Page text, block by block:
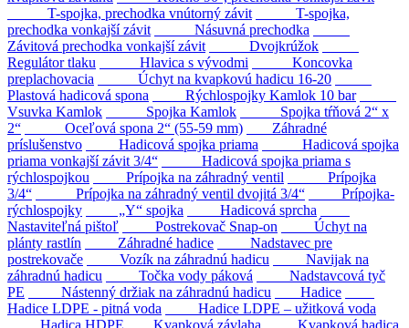
T-spojka, prechodka vnútorný závit
T-spojka,
prechodka vonkajší závit
Násuvná prechodka
Závitová prechodka vonkajší závit
Dvojkrúžok
Regulátor tlaku
Hlavica s vývodmi
Koncovka
preplachovacia
Úchyt na kvapkovú hadicu 16-20
Plastová hadicová spona
Rýchlospojky Kamlok 10 bar
Vsuvka Kamlok
Spojka Kamlok
Spojka tŕňová 2“ x
2“
Oceľová spona 2“ (55-59 mm)
Záhradné
príslušenstvo
Hadicová spojka priama
Hadicová spojka
priama vonkajší závit 3/4“
Hadicová spojka priama s
rýchlospojkou
Prípojka na záhradný ventil
Prípojka
3/4“
Prípojka na záhradný ventil dvojitá 3/4“
Prípojka-
rýchlospojky
„Y“ spojka
Hadicová sprcha
Nastaviteľná pištoľ
Postrekovač Snap-on
Úchyt na
plánty rastlín
Záhradné hadice
Nadstavec pre
postrekovače
Vozík na záhradnú hadicu
Navijak na
záhradnú hadicu
Točka vody páková
Nadstavcová tyč
PE
Nástenný držiak na záhradnú hadicu
Hadice
Hadice LDPE - pitná voda
Hadice LDPE – užitková voda
Hadica HDPE
Kvapková závlaha Kvapková hadica